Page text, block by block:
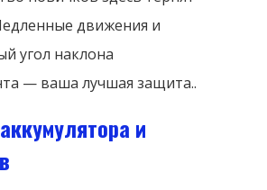
движения и
угол наклона
— ваша лучшая защита..
и